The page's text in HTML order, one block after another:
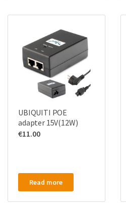
UBIQUITI POE
adapter 15V(12W)
€11.00
Read more